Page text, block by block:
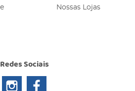
Nossas Lojas
Redes Sociais